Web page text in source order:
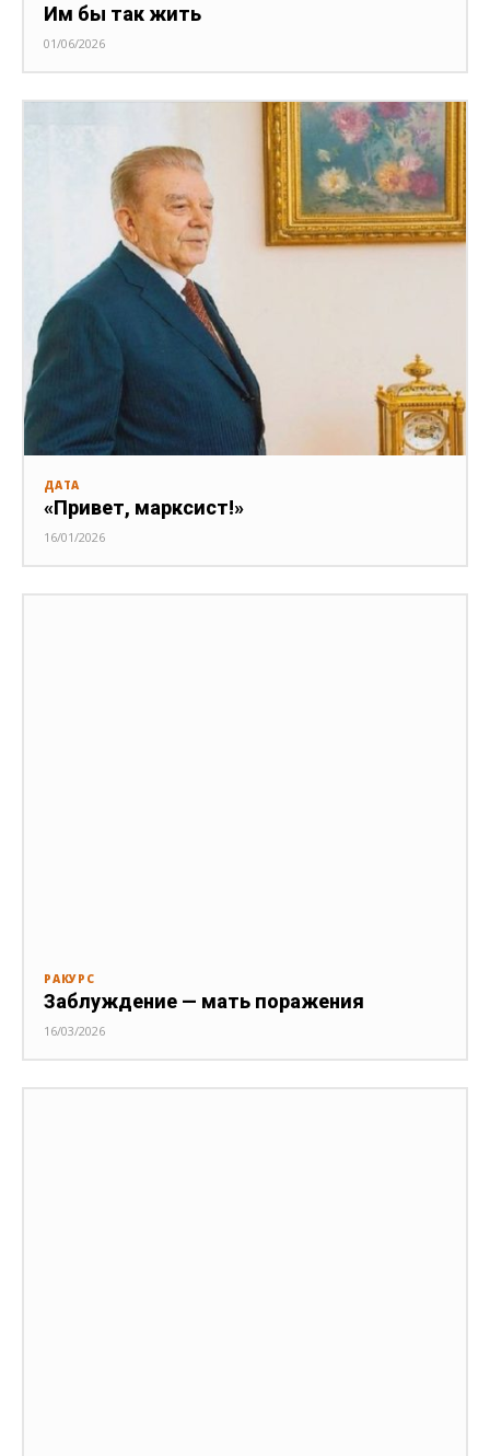
Им бы так жить
01/06/2026
ДАТА
«Привет, марксист!»
16/01/2026
РАКУРС
Заблуждение — мать поражения
16/03/2026